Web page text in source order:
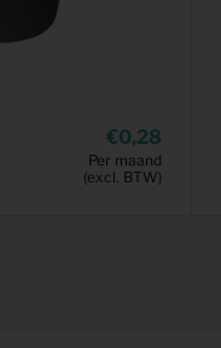
0,28
Per maand
(excl. BTW)